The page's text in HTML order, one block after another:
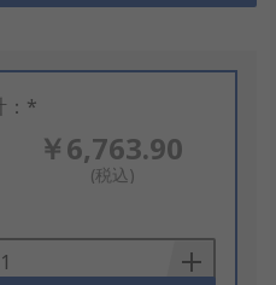
：*
￥6,763.90
(税込)